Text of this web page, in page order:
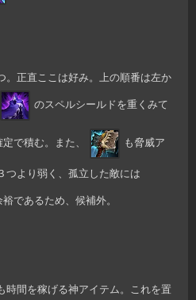
正直ここは好み。上の順番は左か
のスペルシールドを重くみて
で積む。また、 も脅威ア
つより弱く、孤立した敵には
であるため、候補外。
間を稼げる神アイテム。これを置